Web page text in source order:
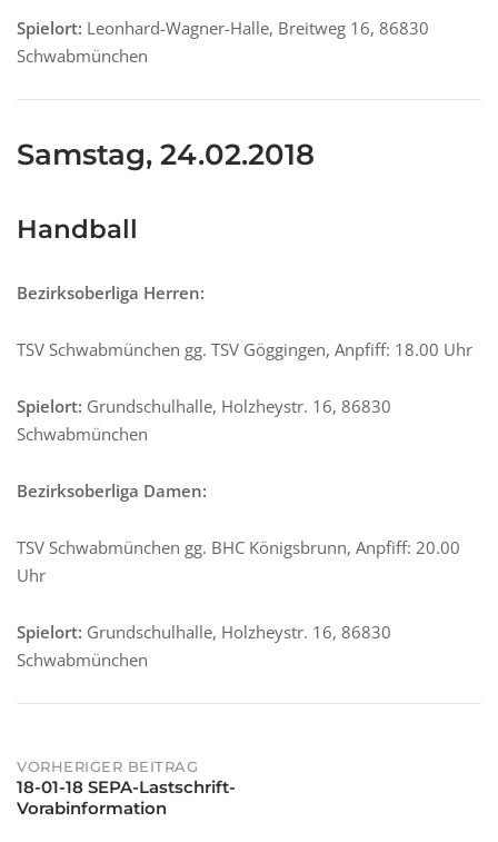
Spielort: Leonhard-Wagner-Halle, Breitweg 16, 86830
Schwabmünchen
Samstag, 24.02.2018
Handball
Bezirksoberliga Herren:
TSV Schwabmünchen gg. TSV Göggingen, Anpfiff: 18.00 Uhr
Spielort: Grundschulhalle, Holzheystr. 16, 86830
Schwabmünchen
Bezirksoberliga Damen:
TSV Schwabmünchen gg. BHC Königsbrunn, Anpfiff: 20.00
Uhr
Spielort: Grundschulhalle, Holzheystr. 16, 86830
Schwabmünchen
Post
navigation
VORHERIGER BEITRAG
18-01-18 SEPA-Lastschrift-
Vorabinformation